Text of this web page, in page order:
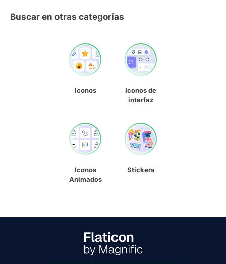
Buscar en otras categorías
Iconos
Iconos de
interfaz
Iconos
Animados
Stickers